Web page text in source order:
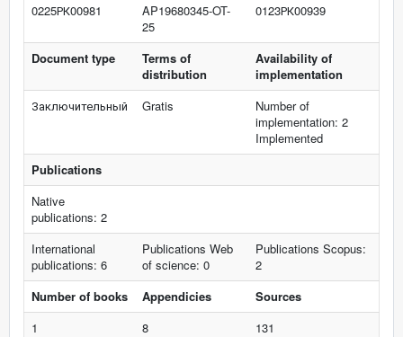
0225РК00981
AP19680345-OT-
25
0123РК00939
Document type
Terms of
distribution
Availability of
implementation
Заключительный
Gratis
Number of
implementation: 2
Implemented
Publications
Native
publications: 2
International
publications: 6
Publications Web
of science: 0
Publications Scopus:
2
Number of books
Appendicies
Sources
1
8
131